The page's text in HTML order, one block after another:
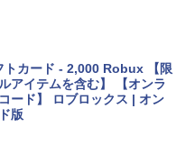
トブック：AIとApple Intell
レージ、12MPセンターフレ
日本語キーボード、Touch I
ルー
カード - 2,000 Robux 【限
アイテムを含む】 【オンラ
ード】 ロブロックス | オン
版